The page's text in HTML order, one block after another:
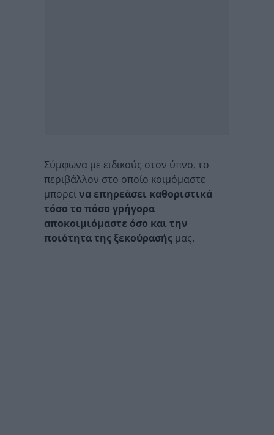
Σύμφωνα με ειδικούς στον ύπνο, το
περιβάλλον στο οποίο κοιμόμαστε
μπορείνα επηρεάσει καθοριστικά
τόσο το πόσο γρήγορα
αποκοιμιόμαστε όσο και την
ποιότητα της ξεκούρασής μας.